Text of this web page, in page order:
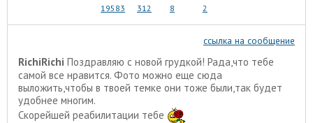
19583 312 8 2
ссылка на сообщение
RichiRichi Поздравляю с новой грудкой! Рада,что тебе
самой все нравится. Фото можно еще сюда
выложить,чтобы в твоей темке они тоже были,так будет
удобнее многим.
Скорейшей реабилитации тебе